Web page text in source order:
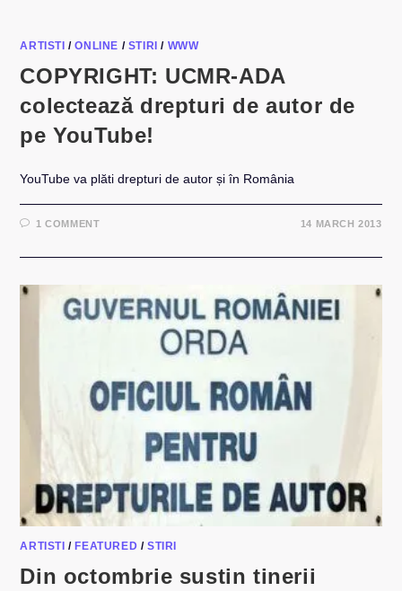
ARTISTI /ONLINE / STIRI / WWW
COPYRIGHT: UCMR-ADA
colectează drepturi de autor de
pe YouTube!
YouTube va plăti drepturi de autor și în România
1 COMMENT 14 MARCH 2013
ARTISTI / FEATURED /STIRI
Din octombrie sustin tinerii